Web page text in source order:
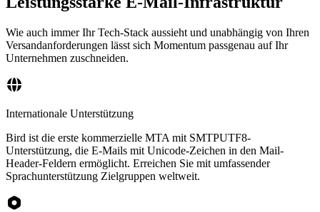
Wie auch immer Ihr Tech-Stack aussieht und unabhängig von Ihren
Versandanforderungen lässt sich Momentum passgenau auf Ihr
Unternehmen zuschneiden.
Internationale Unterstützung
Bird ist die erste kommerzielle MTA mit SMTPUTF8-
Unterstützung, die E-Mails mit Unicode-Zeichen in den Mail-
Header-Feldern ermöglicht. Erreichen Sie mit umfassender
Sprachunterstützung Zielgruppen weltweit.